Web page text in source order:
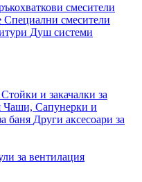
смесители
Специални смесители
Душ системи
Стойки и закачалки за
Чаши, Сапунерки и
баня Други аксесоари за
за вентилация